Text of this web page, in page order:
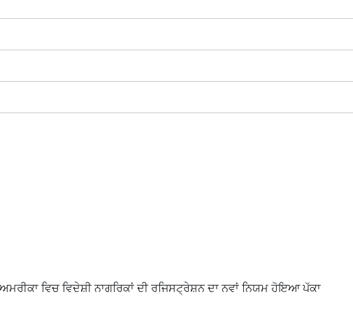
ਅਮਰੀਕਾ ਵਿਚ ਵਿਦੇਸ਼ੀ ਨਾਗਰਿਕਾਂ ਦੀ ਰਜਿਸਟ੍ਰੇਸ਼ਨ ਦਾ ਨਵਾਂ ਨਿਯਮ ਹੋਇਆ ਪੱਕਾ